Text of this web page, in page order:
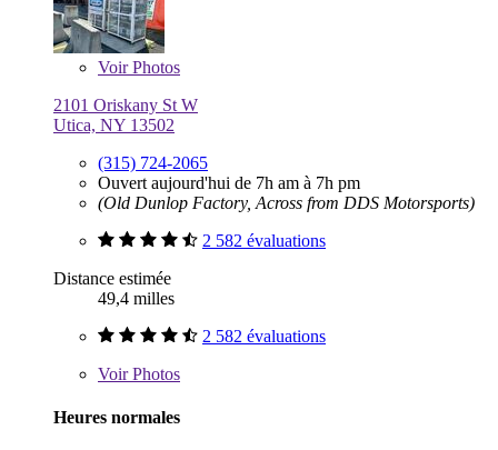
VoirPhotos
2101 Oriskany St W
Utica, NY 13502
(315) 724-2065
Ouvert aujourd'hui de 7h am à 7h pm
(Old Dunlop Factory, Across from DDS Motorsports)
2 582 évaluations
Distance estimée
49,4 milles
2 582 évaluations
VoirPhotos
Heures normales